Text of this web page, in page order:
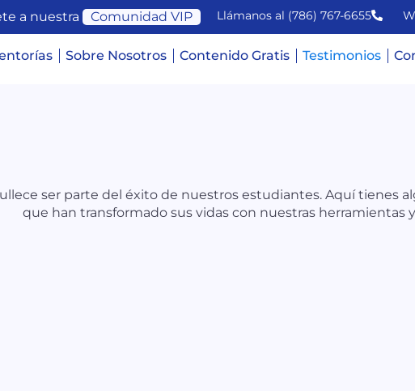
a nuestra Comunidad VIP Llámanos al (786) 767-6655
Sobre Nosotros Contenido Gratis Testimonios
ser parte del éxito de nuestros estudiantes. Aquí tienes
que han transformado sus vidas con nuestras herramientas